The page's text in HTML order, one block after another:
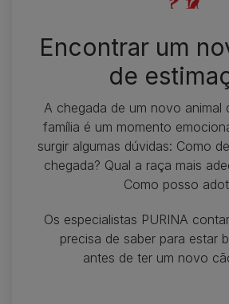
Encontrar um
de
A chegada de um novo animal
família é um momento
surgir algumas dúvidas: Como
chegada? Qual a raça mais
Como posso
Os especialistas PURINA
precisa de saber para estar
antes de ter um novo